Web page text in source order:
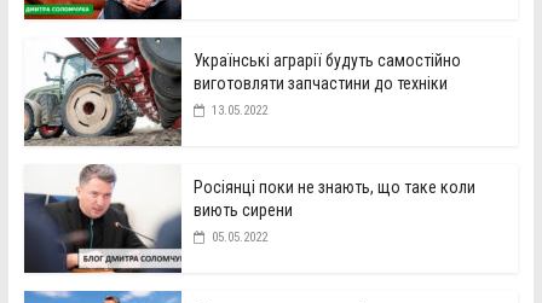
Українські аграрії будуть самостійно
виготовляти запчастини до техніки
13.05.2022
Росіянці поки не знають, що таке коли
виють сирени
05.05.2022